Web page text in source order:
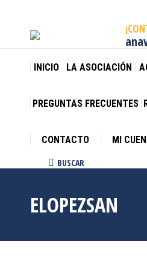
INICIO LA ASOCIACIÓN
PREGUNTAS FRECUENTES
CONTACTO MI
Buscar:
BUSCAR
ELOPEZSAN